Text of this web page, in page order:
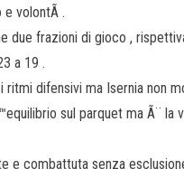
volontÃ .
due frazioni di gioco ,
a 19 .
ritmi difensivi ma Isernia non
sul parquet ma Ã¨ la
e combattuta senza